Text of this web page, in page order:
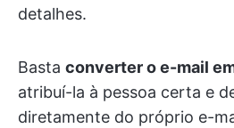
detalhes.
Basta converter o e-mail
atribuí-la à pessoa certa e
diretamente do próprio e-